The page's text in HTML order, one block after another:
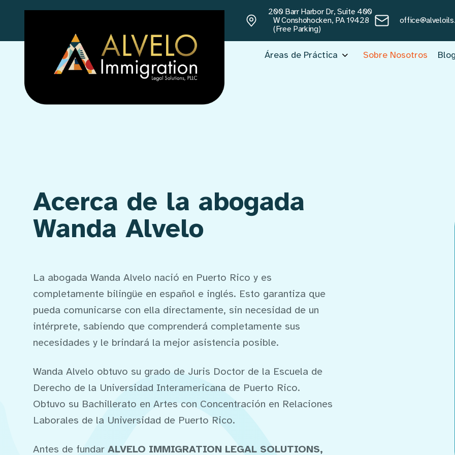
content
200 Barr Harbor Dr, Suite 400
W Conshohocken, PA 19428
(Free Parking)
Áreas de Práctica Sobre Nosotros
Acerca de la abogada
Wanda Alvelo
La abogada Wanda Alvelo nació en Puerto Rico y es
completamente bilingüe en español e inglés. Esto garantiza que
pueda comunicarse con ella directamente, sin necesidad de un
intérprete, sabiendo que comprenderá completamente sus
necesidades y le brindará la mejor asistencia posible.
Wanda Alvelo obtuvo su grado de Juris Doctor de la Escuela de
Derecho de la Universidad Interamericana de Puerto Rico.
Obtuvo su Bachillerato en Artes con Concentración en Relaciones
Laborales de la Universidad de Puerto Rico.
Antes de fundar ALVELO IMMIGRATION LEGAL SOLUTIONS,